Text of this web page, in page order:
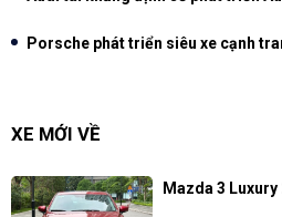
Porsche phát triển siêu xe cạnh
XE MỚI VỀ
Mazda 3 Luxury